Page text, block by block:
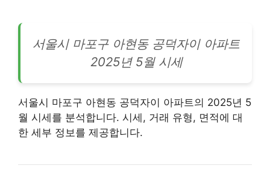
서울시 마포구 아현동 공덕자이 아파트
2025년 5월 시세
서울시 마포구 아현동 공덕자이 아파트의 2025년 5
월 시세를 분석합니다. 시세, 거래 유형, 면적에 대
한 세부 정보를 제공합니다.